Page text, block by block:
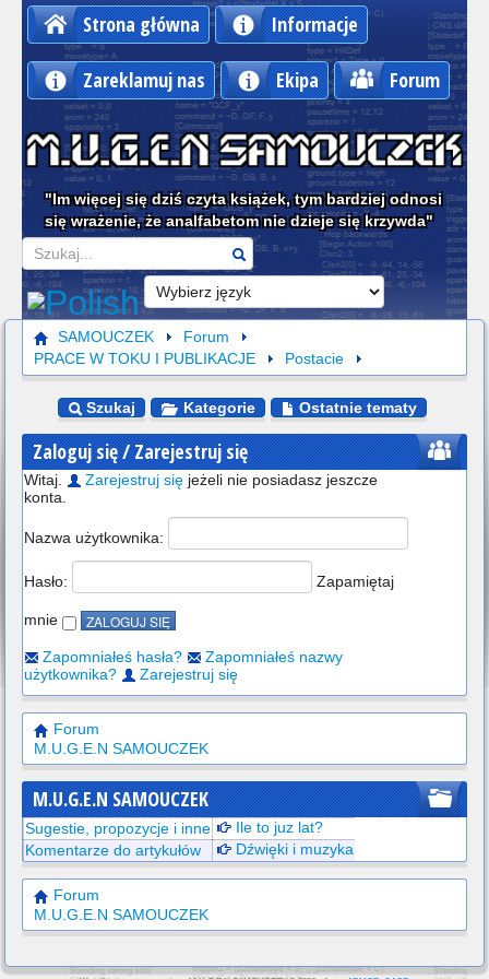
Strona główna Informacje
Zareklamuj nas Ekipa Forum
"Im więcej się dziś czyta książek, tym bardziej odnosi
się wrażenie, że analfabetom nie dzieje się krzywda"
Szukaj
SAMOUCZEK
Forum
PRACE W TOKU I PUBLIKACJE
Postacie
Szukaj Kategorie Ostatnie tematy
Zaloguj się / Zarejestruj się
Witaj. Zarejestruj się jeżeli nie posiadasz jeszcze
konta.
Nazwa użytkownika:
Hasło: Zapamiętaj
mnie
Zapomniałeś hasła?
Zapomniałeś nazwy
użytkownika?
Zarejestruj się
Forum
M.U.G.E.N SAMOUCZEK
M.U.G.E.N SAMOUCZEK
Sugestie, propozycje i inne
Ile to juz lat?
Komentarze do artykułów
Dźwięki i muzyka
Forum
M.U.G.E.N SAMOUCZEK